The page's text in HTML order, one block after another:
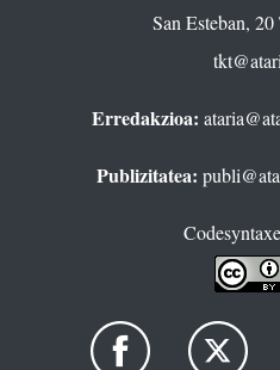
San Esteban,
Erredakzioa:
Publizitatea: